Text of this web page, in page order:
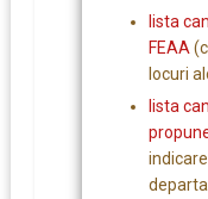
lista
FEAA
locuri
lista